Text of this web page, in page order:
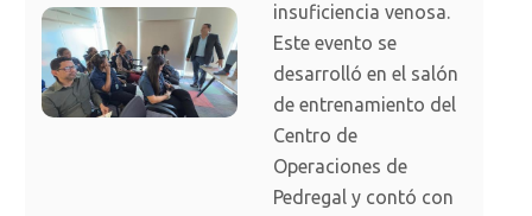
insuficiencia venosa.
Este evento se
desarrolló en el salón
de entrenamiento del
Centro de
Operaciones de
Pedregal y contó con